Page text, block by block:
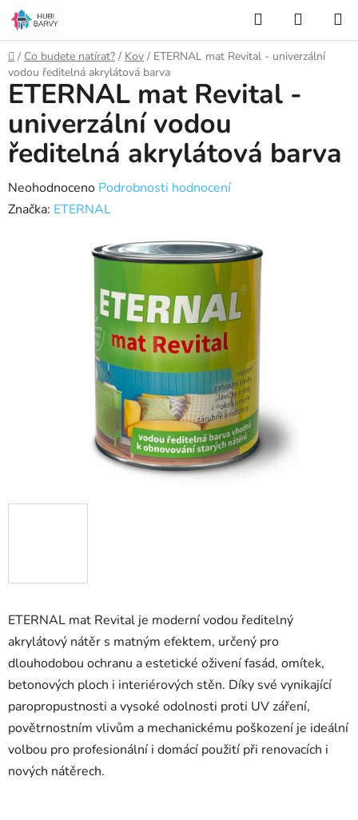
Přejít
na
obsah
Hledat
KOŠÍK
Domů
/ Co budete natírat? / Kov / ETERNAL mat Revital - univerzální
vodou ředitelná akrylátová barva
ETERNAL mat Revital je moderní vodou ředitelný
akrylátový nátěr s matným efektem, určený pro
dlouhodobou ochranu a estetické oživení fasád, omítek,
betonových ploch i interiérových stěn. Díky své vynikající
paropropustnosti a vysoké odolnosti proti UV záření,
povětrnostním vlivům a mechanickému poškození je ideální
volbou pro profesionální i domácí použití při renovacích i
nových nátěrech.
ETERNAL mat Revital -
univerzální vodou
ředitelná akrylátová barva
Průměrné
hodnocení
Neohodnoceno Podrobnosti hodnocení
Značka: ETERNAL